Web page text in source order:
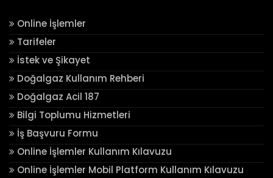
Online İşlemler
Tarifeler
İstek ve Şikayet
Doğalgaz Kullanım Rehberi
Doğalgaz Acil 187
Bilgi Toplumu Hizmetleri
İş Başvuru Formu
Online İşlemler Kullanım Kılavuzu
Online İşlemler Mobil Platform Kullanım Kılavuzu